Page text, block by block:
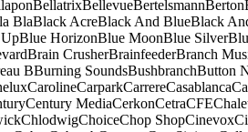
BellatrixBellevueBertelsmannBerton
BlaBlack AcreBlack And BlueBlack
Blue HorizonBlue MoonBlue Silver
Brain CrusherBrainfeederBranch
BBurning SoundsBushbranchButton
CarolineCarparkCarrereCasablanca
Century MediaCerkonCetraCFE
ChlodwigChoiceChop ShopCinevox